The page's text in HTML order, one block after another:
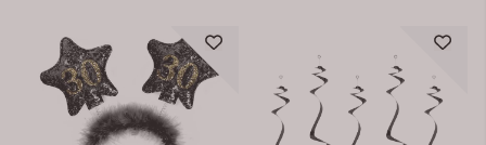
På lager På lager